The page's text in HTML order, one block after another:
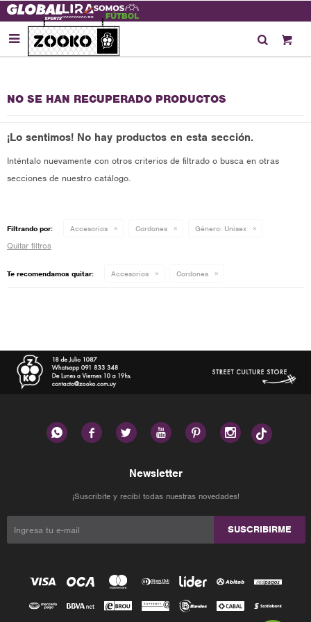

NO SE HAN RECUPERADO PRODUCTOS
¡Lo sentimos! No hay productos en esta sección.
Inténtalo nuevamente con otros criterios de filtrado o busca en otras
secciones de nuestro catálogo.
Filtrando por: Accesorios Cordones Género: Unisex
Quitar filtros
Te recomendamos quitar: Accesorios Cordones
     
Newsletter
¡Suscribite y recibí todas nuestras novedades!
SUSCRIBIRME